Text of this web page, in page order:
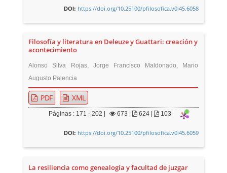
DOI: https://doi.org/10.25100/pfilosofica.v0i45.6058
Filosofía y literatura en Deleuze y Guattari: creación y
acontecimiento
Alonso Silva Rojas, Jorge Francisco Maldonado, Mario
Augusto Palencia
PDF XML
Páginas : 171 - 202 | 673 624 | 103
DOI: https://doi.org/10.25100/pfilosofica.v0i45.6059
La resiliencia como genealogía y facultad de juzgar